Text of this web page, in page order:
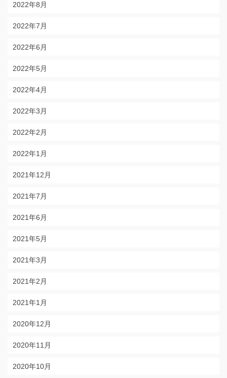
2022年8月
2022年7月
2022年6月
2022年5月
2022年4月
2022年3月
2022年2月
2022年1月
2021年12月
2021年7月
2021年6月
2021年5月
2021年3月
2021年2月
2021年1月
2020年12月
2020年11月
2020年10月